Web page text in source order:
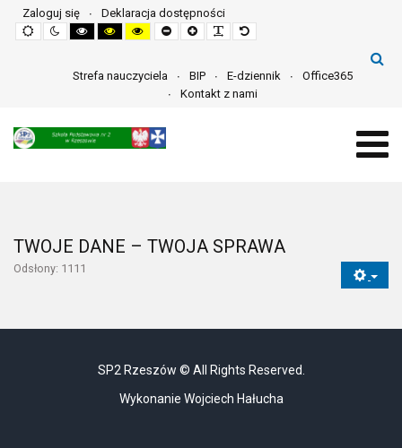
Zaloguj się
Deklaracja dostępności
Default
mode
Night
mode
High
contrast
mode
High
contrast
mode
High
contrast
mode
Set
smaller
Set
larger
Make
font
Set
default
Strefa nauczyciela
BIP E-dziennik
Office365
Kontakt z nami
TWOJE DANE – TWOJA SPRAWA
Odsłony: 1111
SP2 Rzeszów © All Rights Reserved.
Wykonanie Wojciech Hałucha